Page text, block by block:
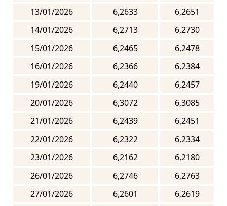
13/01/2026
6,2633
6,2651
14/01/2026
6,2713
6,2730
15/01/2026
6,2465
6,2478
16/01/2026
6,2366
6,2384
19/01/2026
6,2440
6,2457
20/01/2026
6,3072
6,3085
21/01/2026
6,2439
6,2451
22/01/2026
6,2322
6,2334
23/01/2026
6,2162
6,2180
26/01/2026
6,2746
6,2763
27/01/2026
6,2601
6,2619